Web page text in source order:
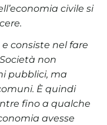
civile si
consiste nel fare
non
pubblici, ma
È quindi
fino a qualche
avesse